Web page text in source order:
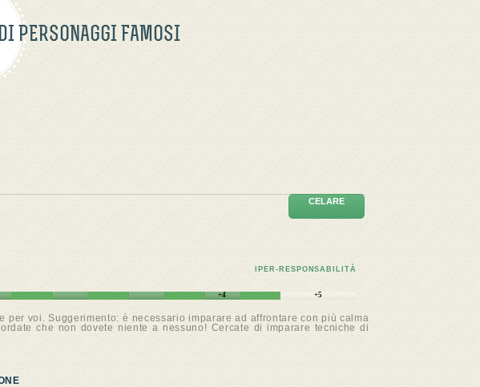
PERSONAGGI FAMOSI
CELARE
IPER-RESPONSABILITÀ
+4 +5
voi. Suggerimento: è necessario imparare ad affrontare con più calma
che non dovete niente a nessuno! Cercate di imparare tecniche di